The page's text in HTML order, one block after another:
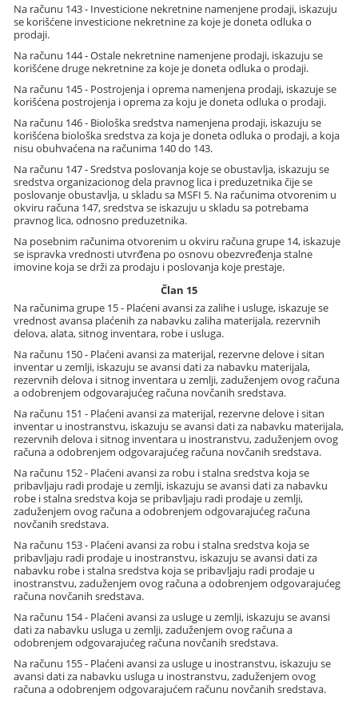
Na računu 143 - Investicione nekretnine namenjene prodaji, iskazuju
se korišćene investicione nekretnine za koje je doneta odluka o
prodaji.
Na računu 144 - Ostale nekretnine namenjene prodaji, iskazuju se
korišćene druge nekretnine za koje je doneta odluka o prodaji.
Na računu 145 - Postrojenja i oprema namenjena prodaji, iskazuje se
korišćena postrojenja i oprema za koju je doneta odluka o prodaji.
Na računu 146 - Biološka sredstva namenjena prodaji, iskazuju se
korišćena biološka sredstva za koja je doneta odluka o prodaji, a koja
nisu obuhvaćena na računima 140 do 143.
Na računu 147 - Sredstva poslovanja koje se obustavlja, iskazuju se
sredstva organizacionog dela pravnog lica i preduzetnika čije se
poslovanje obustavlja, u skladu sa MSFI 5. Na računima otvorenim u
okviru računa 147, sredstva se iskazuju u skladu sa potrebama
pravnog lica, odnosno preduzetnika.
Na posebnim računima otvorenim u okviru računa grupe 14, iskazuje
se ispravka vrednosti utvrđena po osnovu obezvređenja stalne
imovine koja se drži za prodaju i poslovanja koje prestaje.
Član 15
Na računima grupe 15 - Plaćeni avansi za zalihe i usluge, iskazuje se
vrednost avansa plaćenih za nabavku zaliha materijala, rezervnih
delova, alata, sitnog inventara, robe i usluga.
Na računu 150 - Plaćeni avansi za materijal, rezervne delove i sitan
inventar u zemlji, iskazuju se avansi dati za nabavku materijala,
rezervnih delova i sitnog inventara u zemlji, zaduženjem ovog računa
a odobrenjem odgovarajućeg računa novčanih sredstava.
Na računu 151 - Plaćeni avansi za materijal, rezervne delove i sitan
inventar u inostranstvu, iskazuju se avansi dati za nabavku materijala,
rezervnih delova i sitnog inventara u inostranstvu, zaduženjem ovog
računa a odobrenjem odgovarajućeg računa novčanih sredstava.
Na računu 152 - Plaćeni avansi za robu i stalna sredstva koja se
pribavljaju radi prodaje u zemlji, iskazuju se avansi dati za nabavku
robe i stalna sredstva koja se pribavljaju radi prodaje u zemlji,
zaduženjem ovog računa a odobrenjem odgovarajućeg računa
novčanih sredstava.
Na računu 153 - Plaćeni avansi za robu i stalna sredstva koja se
pribavljaju radi prodaje u inostranstvu, iskazuju se avansi dati za
nabavku robe i stalna sredstva koja se pribavljaju radi prodaje u
inostranstvu, zaduženjem ovog računa a odobrenjem odgovarajućeg
računa novčanih sredstava.
Na računu 154 - Plaćeni avansi za usluge u zemlji, iskazuju se avansi
dati za nabavku usluga u zemlji, zaduženjem ovog računa a
odobrenjem odgovarajućeg računa novčanih sredstava.
Na računu 155 - Plaćeni avansi za usluge u inostranstvu, iskazuju se
avansi dati za nabavku usluga u inostranstvu, zaduženjem ovog
računa a odobrenjem odgovarajućem računu novčanih sredstava.